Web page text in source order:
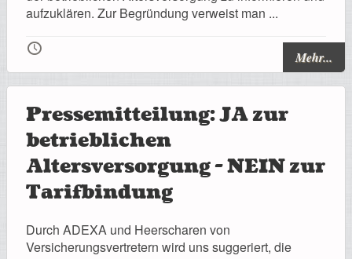
Hilfe
Mitgliederbereich
aufzuklären. Zur Begründung verweist man ...
🕔 Mehr...
Pressemitteilung: JA zur
betrieblichen
Altersversorgung - NEIN zur
Tarifbindung
Durch ADEXA und Heerscharen von
Versicherungsvertretern wird uns suggeriert, die